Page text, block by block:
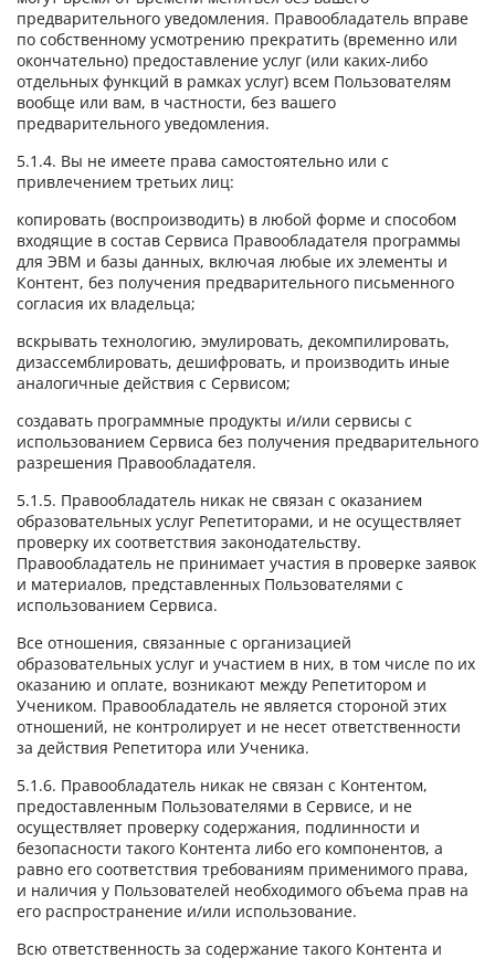
предварительного уведомления. Правообладатель вправе
по собственному усмотрению прекратить (временно или
окончательно) предоставление услуг (или каких-либо
отдельных функций в рамках услуг) всем Пользователям
вообще или вам, в частности, без вашего
предварительного уведомления.
5.1.4. Вы не имеете права самостоятельно или с
привлечением третьих лиц:
копировать (воспроизводить) в любой форме и способом
входящие в состав Сервиса Правообладателя программы
для ЭВМ и базы данных, включая любые их элементы и
Контент, без получения предварительного письменного
согласия их владельца;
вскрывать технологию, эмулировать, декомпилировать,
дизассемблировать, дешифровать, и производить иные
аналогичные действия с Сервисом;
создавать программные продукты и/или сервисы с
использованием Сервиса без получения предварительного
разрешения Правообладателя.
5.1.5. Правообладатель никак не связан с оказанием
образовательных услуг Репетиторами, и не осуществляет
проверку их соответствия законодательству.
Правообладатель не принимает участия в проверке заявок
и материалов, представленных Пользователями с
использованием Сервиса.
Все отношения, связанные с организацией
образовательных услуг и участием в них, в том числе по их
оказанию и оплате, возникают между Репетитором и
Учеником. Правообладатель не является стороной этих
отношений, не контролирует и не несет ответственности
за действия Репетитора или Ученика.
5.1.6. Правообладатель никак не связан с Контентом,
предоставленным Пользователями в Сервисе, и не
осуществляет проверку содержания, подлинности и
безопасности такого Контента либо его компонентов, а
равно его соответствия требованиям применимого права,
и наличия у Пользователей необходимого объема прав на
его распространение и/или использование.
Всю ответственность за содержание такого Контента и